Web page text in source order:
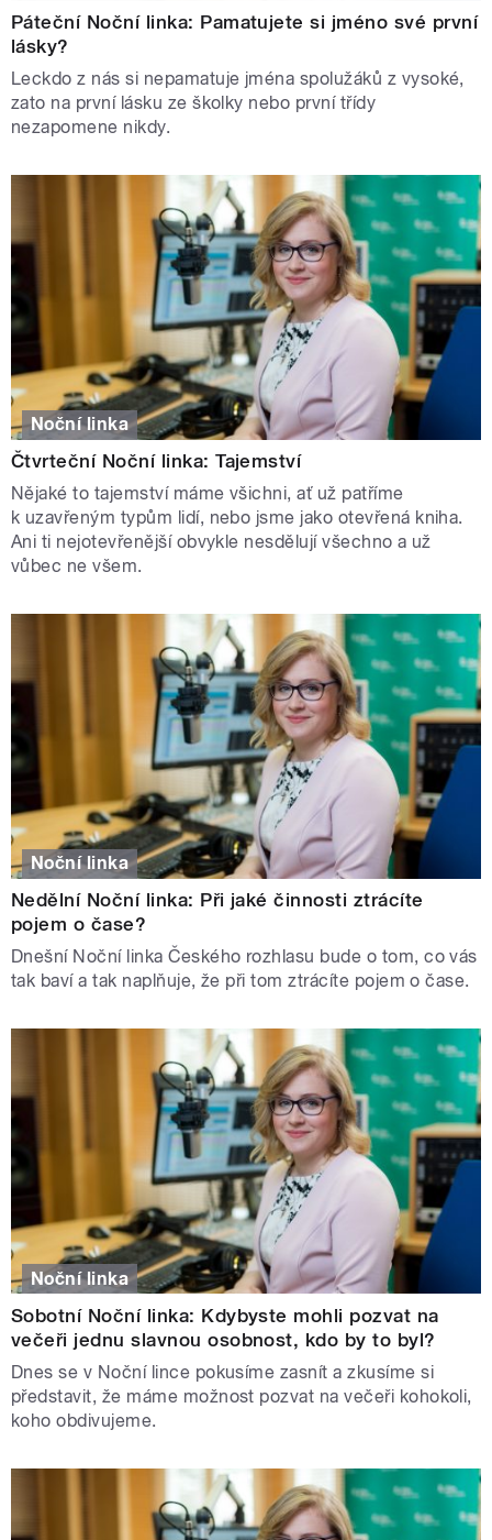
Páteční Noční linka: Pamatujete si jméno své první
lásky?
Leckdo z nás si nepamatuje jména spolužáků z vysoké,
zato na první lásku ze školky nebo první třídy
nezapomene nikdy.
Noční linka
Čtvrteční Noční linka: Tajemství
Nějaké to tajemství máme všichni, ať už patříme
k uzavřeným typům lidí, nebo jsme jako otevřená kniha.
Ani ti nejotevřenější obvykle nesdělují všechno a už
vůbec ne všem.
Noční linka
Nedělní Noční linka: Při jaké činnosti ztrácíte
pojem o čase?
Dnešní Noční linka Českého rozhlasu bude o tom, co vás
tak baví a tak naplňuje, že při tom ztrácíte pojem o čase.
Noční linka
Sobotní Noční linka: Kdybyste mohli pozvat na
večeři jednu slavnou osobnost, kdo by to byl?
Dnes se v Noční lince pokusíme zasnít a zkusíme si
představit, že máme možnost pozvat na večeři kohokoli,
koho obdivujeme.